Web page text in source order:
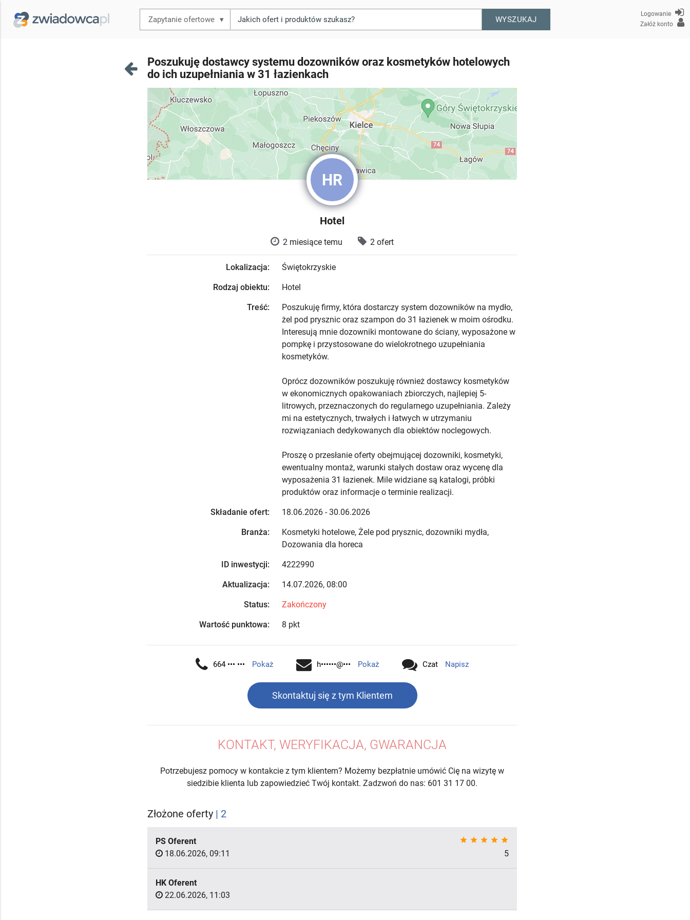
▾ WYSZUKAJ
Logowanie
Załóż konto
Poszukuję dostawcy systemu dozowników oraz kosmetyków hotelowych
do ich uzupełniania w 31 łazienkach
HR
Hotel
2 miesiące temu 2 ofert
Lokalizacja: Świętokrzyskie
Rodzaj obiektu: Hotel
Treść:
Poszukuję firmy, która dostarczy system dozowników na mydło,
żel pod prysznic oraz szampon do 31 łazienek w moim ośrodku.
Interesują mnie dozowniki montowane do ściany, wyposażone w
pompkę i przystosowane do wielokrotnego uzupełniania
kosmetyków.
Oprócz dozowników poszukuję również dostawcy kosmetyków
w ekonomicznych opakowaniach zbiorczych, najlepiej 5-
litrowych, przeznaczonych do regularnego uzupełniania. Zależy
mi na estetycznych, trwałych i łatwych w utrzymaniu
rozwiązaniach dedykowanych dla obiektów noclegowych.
Proszę o przesłanie oferty obejmującej dozowniki, kosmetyki,
ewentualny montaż, warunki stałych dostaw oraz wycenę dla
wyposażenia 31 łazienek. Mile widziane są katalogi, próbki
produktów oraz informacje o terminie realizacji.
Składanie ofert: 18.06.2026 - 30.06.2026
Branża:
Kosmetyki hotelowe, Żele pod prysznic, dozowniki mydła,
Dozowania dla horeca
ID inwestycji: 4222990
Aktualizacja: 14.07.2026, 08:00
Status: Zakończony
Wartość punktowa: 8 pkt
664 ••• ••• Pokaż h••••••@••• Pokaż Czat Napisz
Skontaktuj się z tym Klientem
KONTAKT, WERYFIKACJA, GWARANCJA
Potrzebujesz pomocy w kontakcie z tym klientem? Możemy bezpłatnie umówić Cię na wizytę w
siedzibie klienta lub zapowiedzieć Twój kontakt. Zadzwoń do nas: 601 31 17 00.
Złożone oferty | 2
PS Oferent
18.06.2026, 09:11
star star star star star
5
HK Oferent
22.06.2026, 11:03